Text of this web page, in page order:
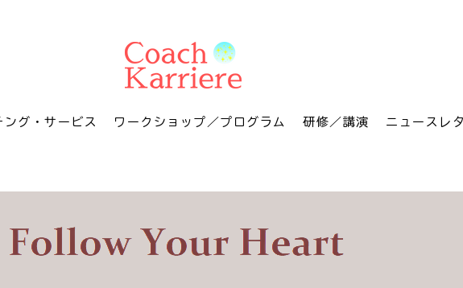
ング・サービス ワークショップ／プログラム 研修／講演 ニュースレ